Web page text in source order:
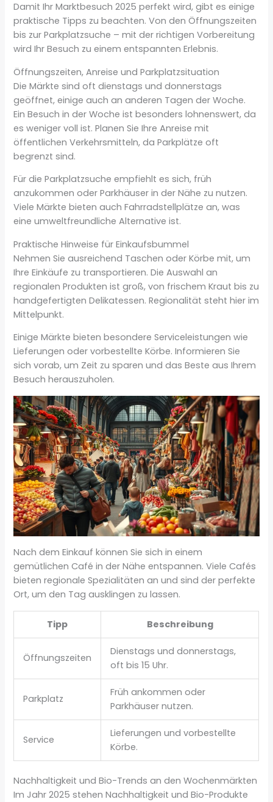
Damit Ihr Marktbesuch 2025 perfekt wird, gibt es einige
praktische Tipps zu beachten. Von den Öffnungszeiten
bis zur Parkplatzsuche – mit der richtigen Vorbereitung
wird Ihr Besuch zu einem entspannten Erlebnis.
Öffnungszeiten, Anreise und Parkplatzsituation
Die Märkte sind oft dienstags und donnerstags
geöffnet, einige auch an anderen Tagen der Woche.
Ein Besuch in der Woche ist besonders lohnenswert, da
es weniger voll ist. Planen Sie Ihre Anreise mit
öffentlichen Verkehrsmitteln, da Parkplätze oft
begrenzt sind.
Für die Parkplatzsuche empfiehlt es sich, früh
anzukommen oder Parkhäuser in der Nähe zu nutzen.
Viele Märkte bieten auch Fahrradstellplätze an, was
eine umweltfreundliche Alternative ist.
Praktische Hinweise für Einkaufsbummel
Nehmen Sie ausreichend Taschen oder Körbe mit, um
Ihre Einkäufe zu transportieren. Die Auswahl an
regionalen Produkten ist groß, von frischem Kraut bis zu
handgefertigten Delikatessen. Regionalität steht hier im
Mittelpunkt.
Einige Märkte bieten besondere Serviceleistungen wie
Lieferungen oder vorbestellte Körbe. Informieren Sie
sich vorab, um Zeit zu sparen und das Beste aus Ihrem
Besuch herauszuholen.
Nach dem Einkauf können Sie sich in einem
gemütlichen Café in der Nähe entspannen. Viele Cafés
bieten regionale Spezialitäten an und sind der perfekte
Ort, um den Tag ausklingen zu lassen.
Tipp Beschreibung
Öffnungszeiten
Dienstags und donnerstags,
oft bis 15 Uhr.
Parkplatz
Früh ankommen oder
Parkhäuser nutzen.
Service
Lieferungen und vorbestellte
Körbe.
Nachhaltigkeit und Bio-Trends an den Wochenmärkten
Im Jahr 2025 stehen Nachhaltigkeit und Bio-Produkte